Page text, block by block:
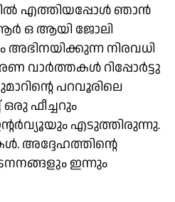
എത്തിയപ്പോൾ ഞാൻ
ഒ ആയി ജോലി
നിരവധി
വാർത്തകള്‍ റിപ്പോർട്ടു
പറവൂരിലെ
ഒരു ഫീച്ചറും
എടുത്തിരുന്നു.
അദ്ദേഹത്തിന്റെ
ഇന്നും